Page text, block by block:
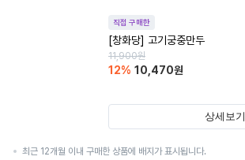
직접 구매한
[창화당] 고기궁중만두
11,900원
12% 10,470원
상세보기
최근 12개월 이내 구매한 상품에 배지가 표시됩니다.